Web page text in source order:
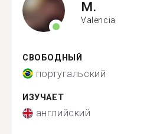
M.
Valencia
СВОБОДНЫЙ
португальский
ИЗУЧАЕТ
английский